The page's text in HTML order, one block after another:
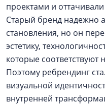
проектами и
Старый бренд надежно
становления, но он
эстетику,
которые
Поэтому ребрендинг
визуальной
внутренней